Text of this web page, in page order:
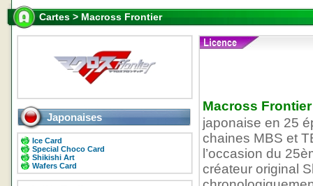
Cartes > Macross Frontier
Japonaises
Ice Card
Special Choco Card
Shikishi Art
Wafers Card
Macross Frontier
japonaise en 25
chaines MBS et
l’occasion du
créateur original